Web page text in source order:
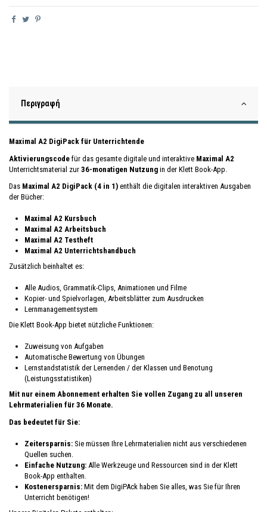
Περιγραφή
Maximal A2 DigiPack für Unterrichtende
Aktivierungscode für das gesamte digitale und interaktive Maximal A2
Unterrichtsmaterial zur 36-monatigen Nutzung in der Klett Book-App.
Das Maximal A2 DigiPack (4 in 1) enthält die digitalen interaktiven Ausgaben
der Bücher:
Maximal A2 Kursbuch
Maximal A2 Arbeitsbuch
Maximal A2 Testheft
Maximal A2 Unterrichtshandbuch
Zusätzlich beinhaltet es:
Alle Audios, Grammatik-Clips, Animationen und Filme
Kopier- und Spielvorlagen, Arbeitsblätter zum Ausdrucken
Lernmanagementsystem
Die Klett Book-App bietet nützliche Funktionen:
Zuweisung von Aufgaben
Automatische Bewertung von Übungen
Lernstandstatistik der Lernenden / der Klassen und Benotung
(Leistungsstatistiken)
Mit nur einem Abonnement erhalten Sie vollen Zugang zu all unseren
Lehrmaterialien für 36 Monate.
Das bedeutet für Sie:
Zeitersparnis: Sie müssen Ihre Lehrmaterialien nicht aus verschiedenen
Quellen suchen.
Einfache Nutzung: Alle Werkzeuge und Ressourcen sind in der Klett
Book-App enthalten.
Kostenersparnis: Mit dem DigiPAck haben Sie alles, was Sie für Ihren
Unterricht benötigen!